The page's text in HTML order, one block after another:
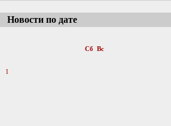
Новости по дате
Сб Вс
1